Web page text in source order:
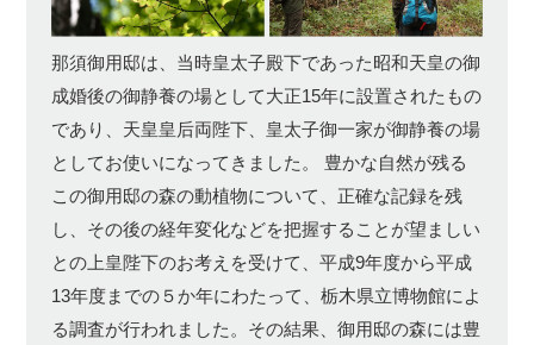
那須御用邸は、当時皇太子殿下であった昭和天皇の御
成婚後の御静養の場として大正15年に設置されたもの
であり、天皇皇后両陛下、皇太子御一家が御静養の場
としてお使いになってきました。 豊かな自然が残る
この御用邸の森の動植物について、正確な記録を残
し、その後の経年変化などを把握することが望ましい
との上皇陛下のお考えを受けて、平成9年度から平成
13年度までの５か年にわたって、栃木県立博物館によ
る調査が行われました。その結果、御用邸の森には豊